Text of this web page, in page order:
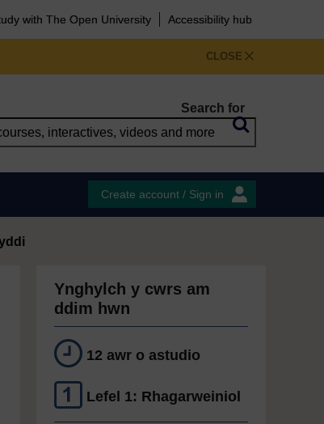
with The Open University Accessibility hub
CLOSE
Search for
Create account / Sign in
Ynghylch y cwrs am
ddim hwn
12 awr o astudio
Lefel 1: Rhagarweiniol